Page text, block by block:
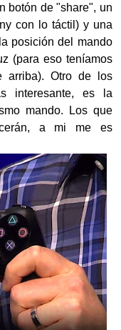
botón de "share", un
con lo táctil) y una
posición del mando
(para eso teníamos
arriba). Otro de los
interesante, es la
mando. Los que
a mi me es